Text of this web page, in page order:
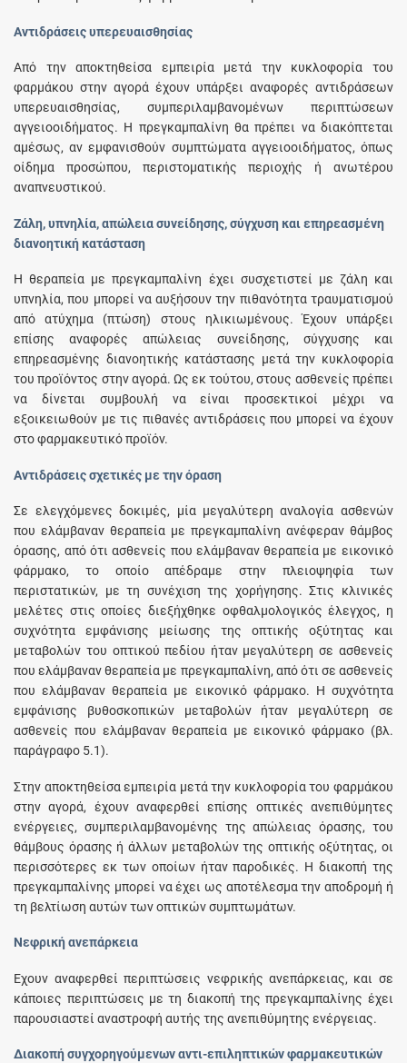
Αντιδράσεις υπερευαισθησίας
Από την αποκτηθείσα εμπειρία μετά την κυκλοφορία του
φαρμάκου στην αγορά έχουν υπάρξει αναφορές αντιδράσεων
υπερευαισθησίας, συμπεριλαμβανομένων περιπτώσεων
αγγειοοιδήματος. Η πρεγκαμπαλίνη θα πρέπει να διακόπτεται
αμέσως, αν εμφανισθούν συμπτώματα αγγειοοιδήματος, όπως
οίδημα προσώπου, περιστοματικής περιοχής ή ανωτέρου
αναπνευστικού.
Ζάλη, υπνηλία, απώλεια συνείδησης, σύγχυση και επηρεασμένη
διανοητική κατάσταση
Η θεραπεία με πρεγκαμπαλίνη έχει συσχετιστεί με ζάλη και
υπνηλία, που μπορεί να αυξήσουν την πιθανότητα τραυματισμού
από ατύχημα (πτώση) στους ηλικιωμένους. Έχουν υπάρξει
επίσης αναφορές απώλειας συνείδησης, σύγχυσης και
επηρεασμένης διανοητικής κατάστασης μετά την κυκλοφορία
του προϊόντος στην αγορά. Ως εκ τούτου, στους ασθενείς πρέπει
να δίνεται συμβουλή να είναι προσεκτικοί μέχρι να
εξοικειωθούν με τις πιθανές αντιδράσεις που μπορεί να έχουν
στο φαρμακευτικό προϊόν.
Αντιδράσεις σχετικές με την όραση
Σε ελεγχόμενες δοκιμές, μία μεγαλύτερη αναλογία ασθενών
που ελάμβαναν θεραπεία με πρεγκαμπαλίνη ανέφεραν θάμβος
όρασης, από ότι ασθενείς που ελάμβαναν θεραπεία με εικονικό
φάρμακο, το οποίο απέδραμε στην πλειοψηφία των
περιστατικών, με τη συνέχιση της χορήγησης. Στις κλινικές
μελέτες στις οποίες διεξήχθηκε οφθαλμολογικός έλεγχος, η
συχνότητα εμφάνισης μείωσης της οπτικής οξύτητας και
μεταβολών του οπτικού πεδίου ήταν μεγαλύτερη σε ασθενείς
που ελάμβαναν θεραπεία με πρεγκαμπαλίνη, από ότι σε ασθενείς
που ελάμβαναν θεραπεία με εικονικό φάρμακο. Η συχνότητα
εμφάνισης βυθοσκοπικών μεταβολών ήταν μεγαλύτερη σε
ασθενείς που ελάμβαναν θεραπεία με εικονικό φάρμακο (βλ.
παράγραφο 5.1).
Στην αποκτηθείσα εμπειρία μετά την κυκλοφορία του φαρμάκου
στην αγορά, έχουν αναφερθεί επίσης οπτικές ανεπιθύμητες
ενέργειες, συμπεριλαμβανομένης της απώλειας όρασης, του
θάμβους όρασης ή άλλων μεταβολών της οπτικής οξύτητας, οι
περισσότερες εκ των οποίων ήταν παροδικές. Η διακοπή της
πρεγκαμπαλίνης μπορεί να έχει ως αποτέλεσμα την αποδρομή ή
τη βελτίωση αυτών των οπτικών συμπτωμάτων.
Νεφρική ανεπάρκεια
Έχουν αναφερθεί περιπτώσεις νεφρικής ανεπάρκειας, και σε
κάποιες περιπτώσεις με τη διακοπή της πρεγκαμπαλίνης έχει
παρουσιαστεί αναστροφή αυτής της ανεπιθύμητης ενέργειας.
Διακοπή συγχορηγούμενων αντι-επιληπτικών φαρμακευτικών